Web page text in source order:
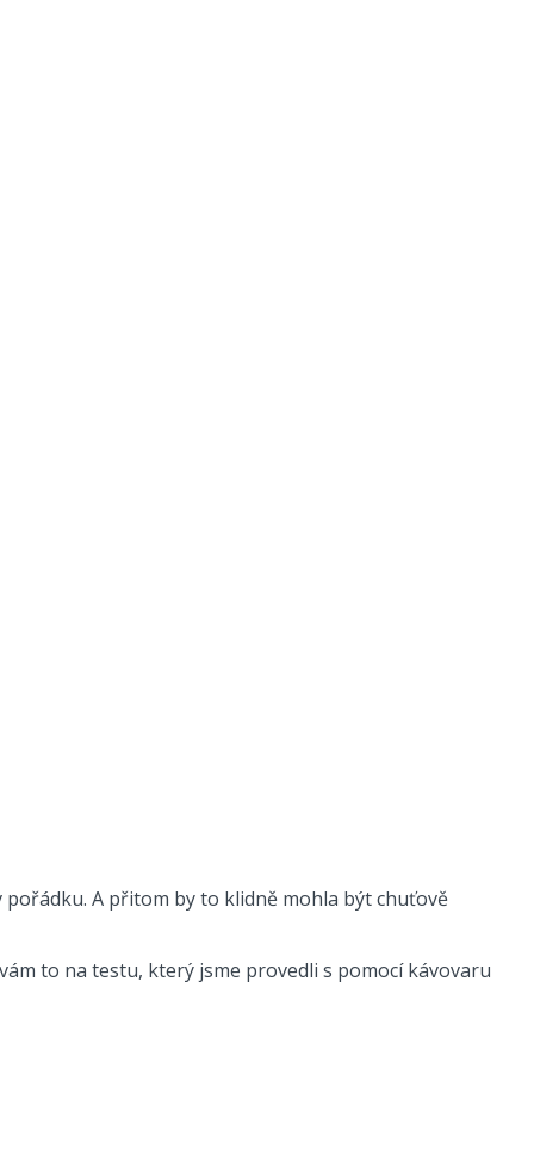
pořádku. A přitom by to klidně mohla být chuťově
to na testu, který jsme provedli s pomocí kávovaru